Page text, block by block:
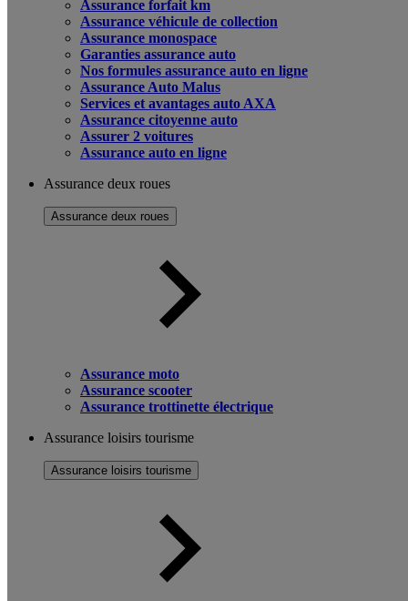
Assurance forfait km
Assurance véhicule de collection
Assurance monospace
Garanties assurance auto
Nos formules assurance auto en ligne
Assurance Auto Malus
Services et avantages auto AXA
Assurance citoyenne auto
Assurer 2 voitures
Assurance auto en ligne
Assurance deux roues
Assurance deux roues
Assurance moto
Assurance scooter
Assurance trottinette électrique
Assurance loisirs tourisme
Assurance loisirs tourisme